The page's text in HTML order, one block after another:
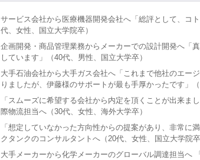
サービス会社から医療機器開発会社へ「総評として、コ
代、女性、国立大学院卒）
企画開発・商品管理業務からメーカーでの設計開発へ「
しています」（40代、男性、国立大学卒）
大手石油会社から大手ガス会社へ「これまで他社のエー
りましたが、伊藤様のサポートが最も手厚かったです」
「スムーズに希望する会社から内定を頂くことが出来ま
際物流担当へ（30代、女性、海外大学卒）
「想定していなかった方向性からの提案があり、非常に
クタンクのコンサルタントへ（20代、女性、国立大学院卒
大手メーカーから化学メーカーのグローバル調達担当へ